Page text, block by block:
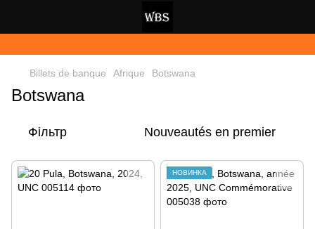
Billets de banque Afrique Botswana
Botswana
Фільтр Nouveautés en premier
НОВИНКА